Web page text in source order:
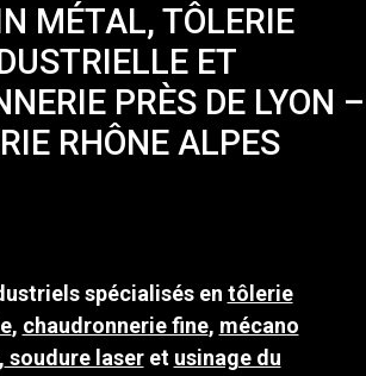
MÉTAL, TÔLERIE
ET
PRÈS DE LYON –
RHÔNE ALPES
spécialisés en tôlerie
, chaudronnerie fine, mécano
soudure laseret usinage du